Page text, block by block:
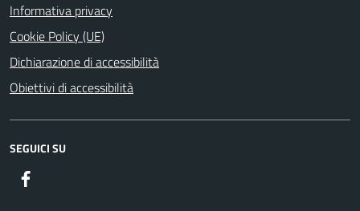
Informativa privacy
Cookie Policy (UE)
Dichiarazione di accessibilità
Obiettivi di accessibilità
SEGUICI SU